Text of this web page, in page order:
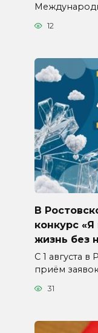
12
В
конкурс
жизнь без
С 1 августа в
приём
31